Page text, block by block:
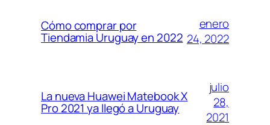
Cómo comprar por
Tiendamia Uruguay en 2022
enero
24, 2022
La nueva Huawei Matebook X
Pro 2021 ya llegó a Uruguay
julio
28,
2021